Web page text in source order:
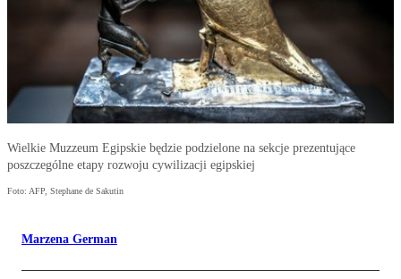
Wielkie Muzzeum Egipskie będzie podzielone na sekcje prezentujące
poszczególne etapy rozwoju cywilizacji egipskiej
Foto: AFP, Stephane de Sakutin
Marzena German